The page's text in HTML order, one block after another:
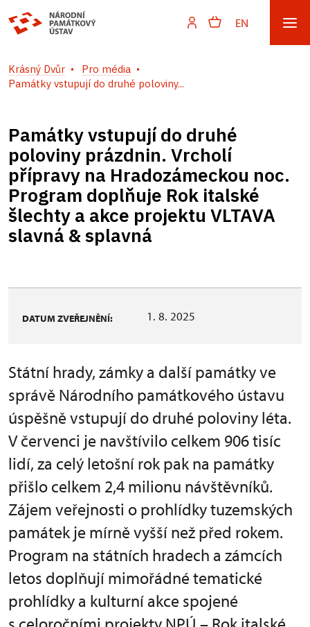
EN
Krásný Dvůr
Pro média
Památky vstupují do druhé poloviny...
Památky vstupují do druhé
poloviny prázdnin. Vrcholí
přípravy na Hradozámeckou noc.
Program doplňuje Rok italské
šlechty a akce projektu VLTAVA
slavná & splavná
DATUM ZVEŘEJNĚNÍ: 1. 8. 2025
Státní hrady, zámky a další památky ve
správě Národního památkového ústavu
úspěšně vstupují do druhé poloviny léta.
V červenci je navštívilo celkem 906 tisíc
lidí, za celý letošní rok pak na památky
přišlo celkem 2,4 milionu návštěvníků.
Zájem veřejnosti o prohlídky tuzemských
památek je mírně vyšší než před rokem.
Program na státních hradech a zámcích
letos doplňují mimořádné tematické
prohlídky a kulturní akce spojené